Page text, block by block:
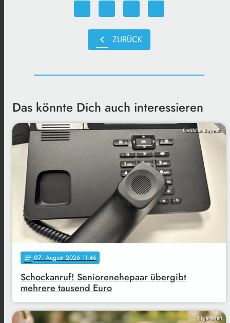
chevron_left ZURÜCK
Das könnte Dich auch interessieren
Funkhaus Bayreuth
notes 07. August 2026 11:46
Schockanruf! Seniorenehepaar übergibt
mehrere tausend Euro
KI-generiert